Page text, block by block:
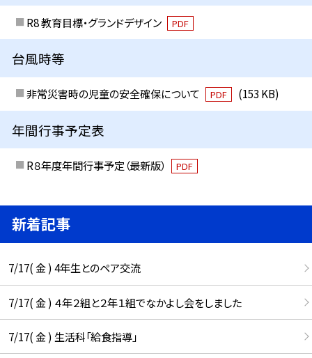
R8 教育目標・グランドデザイン PDF
台風時等
非常災害時の児童の安全確保について PDF (153 KB)
年間行事予定表
R８年度年間行事予定（最新版） PDF
新着記事
7/17( 金 ) 4年生とのペア交流
7/17( 金 ) ４年２組と２年１組でなかよし会をしました
7/17( 金 ) 生活科「給食指導」